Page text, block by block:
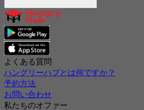
よくある質問
ハングリーハブとは何ですか？
予約方法
お問い合わせ
私たちのオファー